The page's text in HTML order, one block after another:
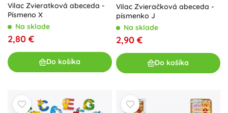
Vilac Zvieratková abeceda -
Písmeno X
Na sklade
2,80 €
Do košíka
Vilac Zvieračková abeceda -
písmenko J
Na sklade
2,90 €
Do košíka